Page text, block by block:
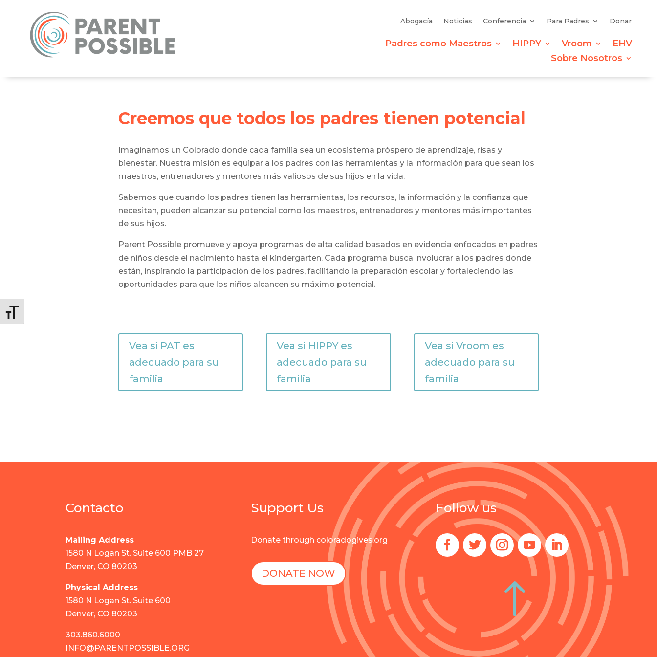
Alternar tamaño de letra
Abogacía Noticias Conferencia Para Padres Donar
Padres como Maestros HIPPY Vroom
EHV
Sobre Nosotros
Creemos que todos los padres tienen potencial
Imaginamos un Colorado donde cada familia sea un ecosistema próspero de aprendizaje, risas y
bienestar. Nuestra misión es equipar a los padres con las herramientas y la información para que sean los
maestros, entrenadores y mentores más valiosos de sus hijos en la vida.
Sabemos que cuando los padres tienen las herramientas, los recursos, la información y la confianza que
necesitan, pueden alcanzar su potencial como los maestros, entrenadores y mentores más importantes
de sus hijos.
Parent Possible promueve y apoya programas de alta calidad basados ​​en evidencia enfocados en padres
de niños desde el nacimiento hasta el kindergarten. Cada programa busca involucrar a los padres donde
están, inspirando la participación de los padres, facilitando la preparación escolar y fortaleciendo las
oportunidades para que los niños alcancen su máximo potencial.
Vea si PAT es
adecuado para su
familia
Vea si HIPPY es
adecuado para su
familia
Vea si Vroom es
adecuado para su
familia
Contacto
Mailing Address
1580 N Logan St. Suite 600 PMB 27
Denver, CO 80203
Physical Address
1580 N Logan St. Suite 600
Denver, CO 80203
303.860.6000
INFO@PARENTPOSSIBLE.ORG
Support Us
Donate through coloradogives.org
DONATE NOW
Follow us
!